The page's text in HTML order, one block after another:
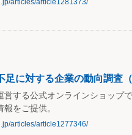
articles/article1281373/
足に対する企業の動向調査
営する公式オンラインショップ
をご提供。
articles/article1277346/